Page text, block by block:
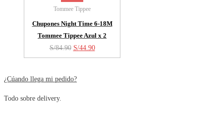
Tommee Tippee
Chupones Night Time 6-18M
Tommee Tippee Azul x 2
S/84.90 El
precio
S/44.90El
precio
¿Cúando llega mi pedido?
Todo sobre delivery.